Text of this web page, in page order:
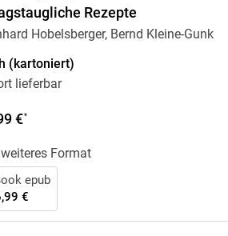
Rezepte
Hobelsberger, Bernd Kleine-Gunk
(kartoniert)
lieferbar
€*
weiteres Format
epub
€